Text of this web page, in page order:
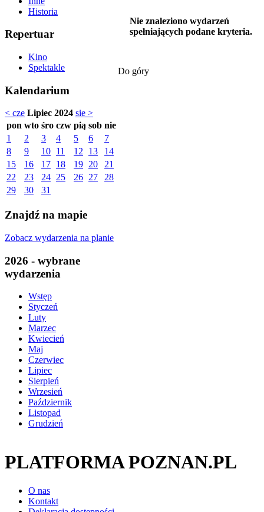
Historia
Repertuar
Kino
Spektakle
Kalendarium
< cze Lipiec 2024 sie >
pon wto śro czw pią sob nie
1
2 3 4 5 6
7
8
9 10 11 12 13
14
15
16 17 18 19 20
21
22
23 24 25 26 27
28
29
30 31
Znajdź na mapie
Zobacz wydarzenia na planie
2026 - wybrane
wydarzenia
Wstęp
Styczeń
Luty
Marzec
Kwiecień
Maj
Czerwiec
Lipiec
Sierpień
Wrzesień
Październik
Listopad
Grudzień
Nie znaleziono wydarzeń
spełniających podane kryteria.
Do góry
PLATFORMA POZNAN.PL
O nas
Kontakt